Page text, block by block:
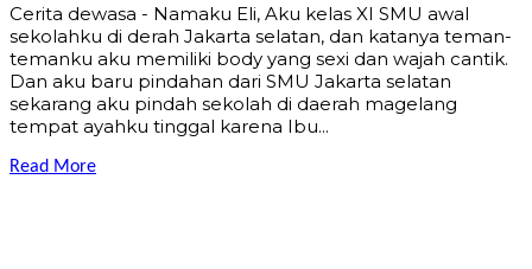
Cerita dewasa - Namaku Eli, Aku kelas XI SMU awal
sekolahku di derah Jakarta selatan, dan katanya teman-
temanku aku memiliki body yang sexi dan wajah cantik.
Dan aku baru pindahan dari SMU Jakarta selatan
sekarang aku pindah sekolah di daerah magelang
tempat ayahku tinggal karena Ibu...
Read More